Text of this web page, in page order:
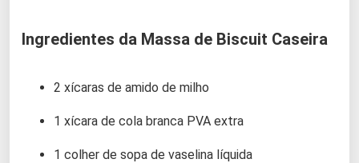
Ingredientes da Massa de Biscuit Caseira
2 xícaras de amido de milho
1 xícara de cola branca PVA extra
1 colher de sopa de vaselina líquida